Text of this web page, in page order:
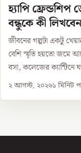
হ্যাপি
বন্ধুকে কী
জীবনের গল্পটা একটু
বেশি স্মৃতি হয়তো জমে
বসা, কলেজের ক্যান্টিনে
২ আগস্ট, ২০২৬১ মিনিট